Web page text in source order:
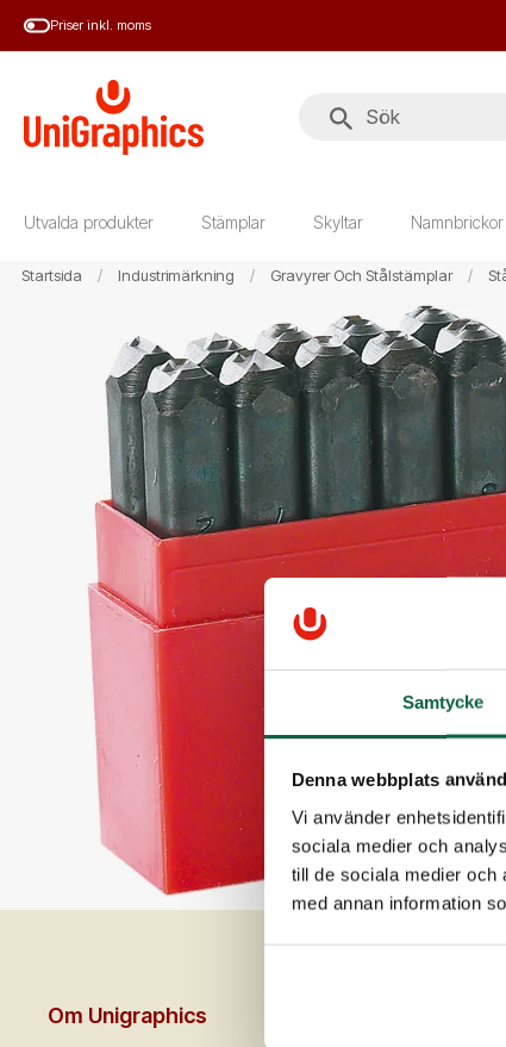
Samtycke
Denna webbplats
Vi använder
sociala medier och
till de sociala medier och
med annan information
HoppaPriser inkl. moms
Utvalda produkter Stämplar Skyltar
Startsida Industrimärkning Gravyrer Och Stålstämplar
Om Unigraphics